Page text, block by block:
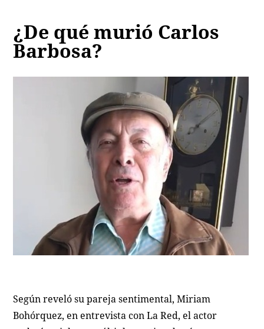
¿De qué murió Carlos
Barbosa?
Según reveló su pareja sentimental, Miriam
Bohórquez, en entrevista con La Red, el actor